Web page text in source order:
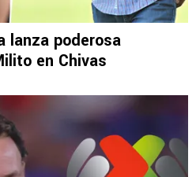
lanza poderosa
en Chivas